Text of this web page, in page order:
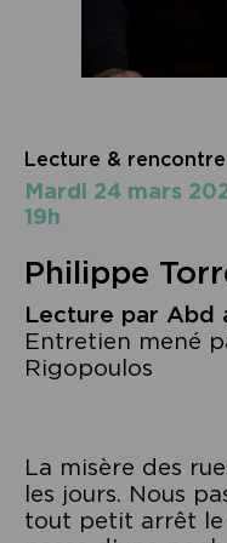
Lecture & rencontre
mardi 24 mars
19h
Philippe
Lecture par Abd
Entretien mené
Rigopoulos
La misère des
les jours. Nous
tout petit arrêt le